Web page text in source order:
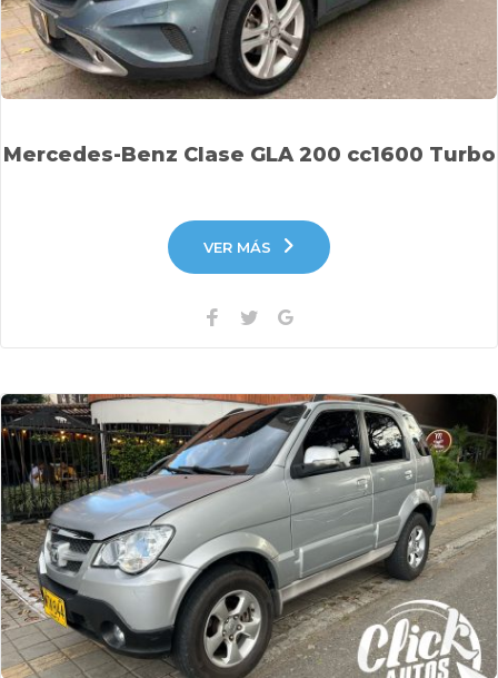
Mercedes-Benz Clase GLA 200 cc1600 Turbo
VER MÁS
Facebook
Twitter